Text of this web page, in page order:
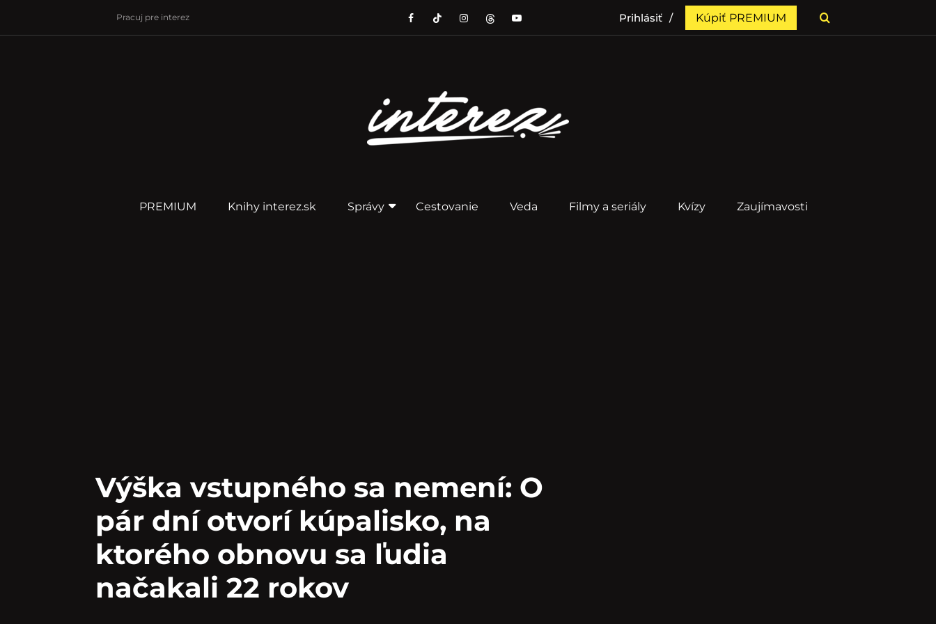
Pracuj pre interez Prihlásiť Kúpiť PREMIUM
PREMIUM Knihy interez.sk Správy Cestovanie Veda Filmy a seriály Kvízy Zaujímavosti
Výška vstupného sa nemení: O
pár dní otvorí kúpalisko, na
ktorého obnovu sa ľudia
načakali 22 rokov